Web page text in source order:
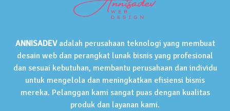
ANNISADEVadalah perusahaan teknologi yang membuat
desain web dan perangkat lunak bisnis yang profesional
dan sesuai kebutuhan, membantu perusahaan dan individu
untuk mengelola dan meningkatkan efisiensi bisnis
mereka. Pelanggan kami sangat puas dengan kualitas
produk dan layanan kami.